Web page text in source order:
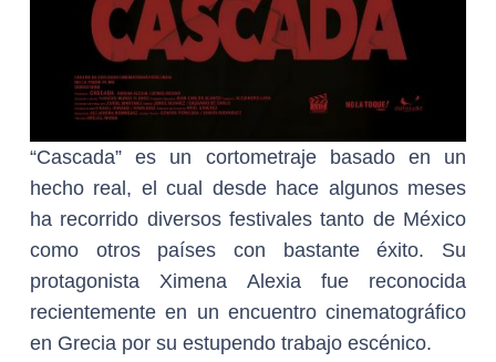
“Cascada” es un cortometraje basado en un
hecho real, el cual desde hace algunos meses
ha recorrido diversos festivales tanto de México
como otros países con bastante éxito. Su
protagonista Ximena Alexia fue reconocida
recientemente en un encuentro cinematográfico
en Grecia por su estupendo trabajo escénico.